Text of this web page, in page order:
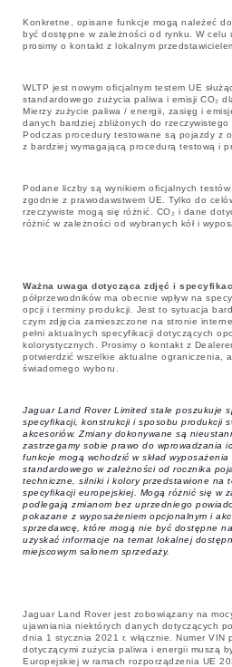
Konkretne, opisane funkcje mogą należeć
być dostępne w zależności od rynku. W celu
prosimy o kontakt z lokalnym
WLTP jest nowym oficjalnym testem UE
standardowego zużycia paliwa i emisji CO₂
Mierzy zużycie paliwa / energii, zasięg i
danych bardziej zbliżonych do
Podczas procedury testowane są pojazdy z
z bardziej wymagającą procedurą testową i
Podane liczby są wynikiem oficjalnych
zgodnie z prawodawstwem UE. Tylko do
rzeczywiste mogą się różnić. CO₂ i dane
różnić w zależności od wybranych kół i
Ważna uwaga dotycząca zdjęć i
półprzewodników ma obecnie wpływ na
opcji i terminy produkcji. Jest to sytuacja
czym zdjęcia zamieszczone na stronie
pełni aktualnych specyfikacji dotyczących
kolorystycznych. Prosimy o kontakt z
potwierdzić wszelkie aktualne ograniczenia,
świadomego wyboru.
Jaguar Land Rover Limited stale poszukuje
specyfikacji, konstrukcji i sposobu produkcji
akcesoriów. Zmiany dokonywane są
zastrzegamy sobie prawo do wprowadzania
funkcje mogą wchodzić w skład
standardowego w zależności od rocznika
techniczne, silniki i kolory przedstawione na
specyfikacji europejskiej. Mogą różnić się w
podlegają zmianom bez uprzedniego
pokazane z wyposażeniem opcjonalnym i
sprzedawcę, które mogą nie być dostępne
uzyskać informacje na temat lokalnej
miejscowym salonem sprzedaży.
Jaguar Land Rover jest zobowiązany na
ujawniania niektórych danych dotyczących
dnia 1 stycznia 2021 r. włącznie. Numer VIN
dotyczącymi zużycia paliwa i energii muszą
Europejskiej w ramach rozporządzenia UE